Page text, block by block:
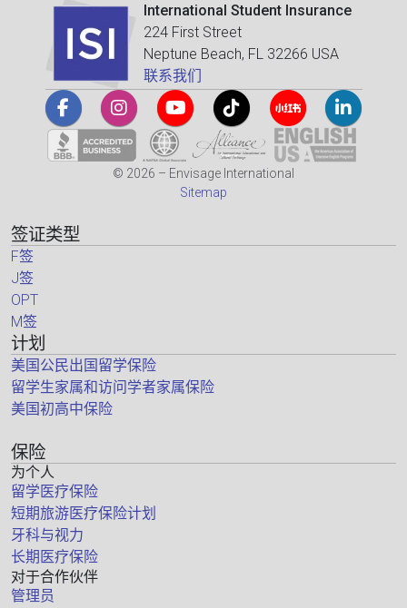
International Student Insurance
224 First Street
Neptune Beach, FL 32266 USA
联系我们
© 2026 – Envisage International
Sitemap
签证类型
F签
J签
OPT
M签
计划
美国公民出国留学保险
留学生家属和访问学者家属保险
美国初高中保险
保险
为个人
留学医疗保险
短期旅游医疗保险计划
牙科与视力
长期医疗保险
对于合作伙伴
管理员